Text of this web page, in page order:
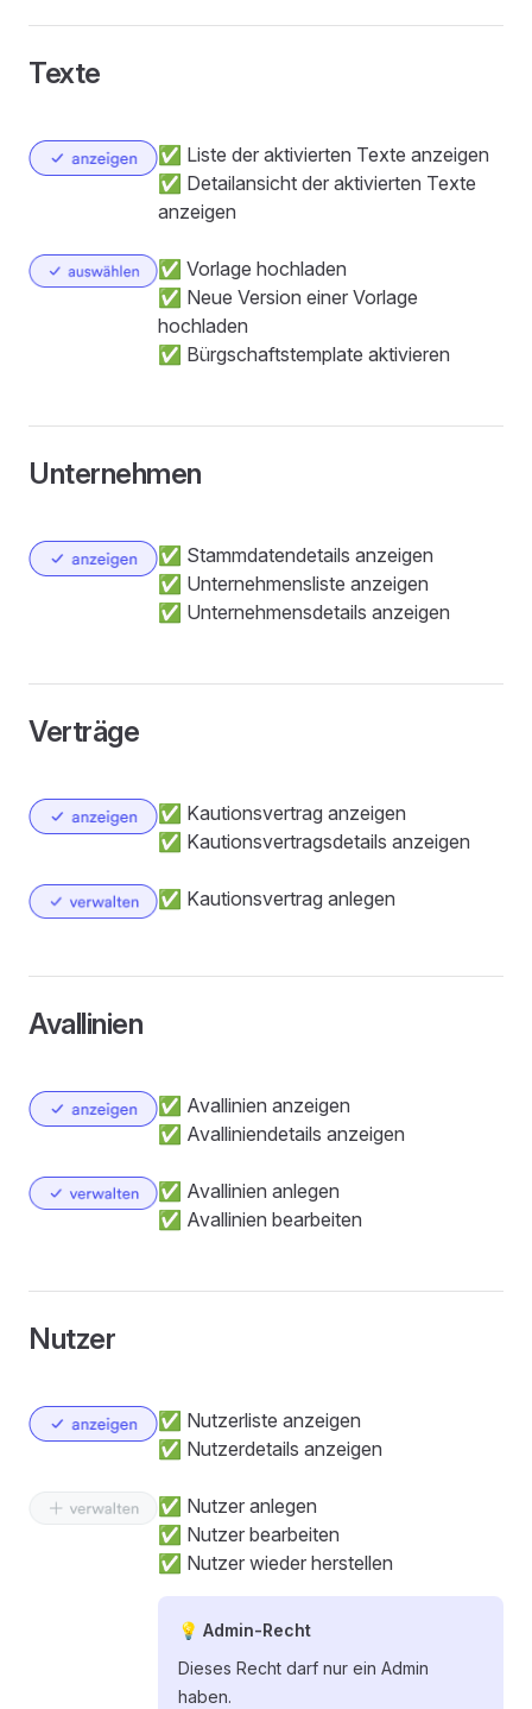
Texte
✅ Liste der aktivierten Texte anzeigen
✅ Detailansicht der aktivierten Texte
anzeigen
✅ Vorlage hochladen
✅ Neue Version einer Vorlage
hochladen
✅ Bürgschaftstemplate aktivieren
Unternehmen
✅ Stammdatendetails anzeigen
✅ Unternehmensliste anzeigen
✅ Unternehmensdetails anzeigen
Verträge
✅ Kautionsvertrag anzeigen
✅ Kautionsvertragsdetails anzeigen
✅ Kautionsvertrag anlegen
Avallinien
✅ Avallinien anzeigen
✅ Avalliniendetails anzeigen
✅ Avallinien anlegen
✅ Avallinien bearbeiten
Nutzer
✅ Nutzerliste anzeigen
✅ Nutzerdetails anzeigen
✅ Nutzer anlegen
✅ Nutzer bearbeiten
✅ Nutzer wieder herstellen
💡 Admin-Recht
Dieses Recht darf nur ein Admin
haben.